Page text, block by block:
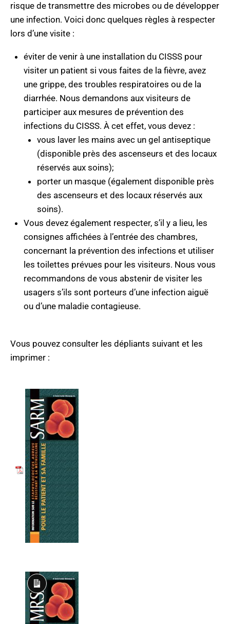
risque de transmettre des microbes ou de développer
une infection. Voici donc quelques règles à respecter
lors d’une visite :
éviter de venir à une installation du CISSS pour
visiter un patient si vous faites de la fièvre, avez
une grippe, des troubles respiratoires ou de la
diarrhée. Nous demandons aux visiteurs de
participer aux mesures de prévention des
infections du CISSS. À cet effet, vous devez :
vous laver les mains avec un gel antiseptique
(disponible près des ascenseurs et des locaux
réservés aux soins);
porter un masque (également disponible près
des ascenseurs et des locaux réservés aux
soins).
Vous devez également respecter, s’il y a lieu, les
consignes affichées à l’entrée des chambres,
concernant la prévention des infections et utiliser
les toilettes prévues pour les visiteurs. Nous vous
recommandons de vous abstenir de visiter les
usagers s’ils sont porteurs d’une infection aiguë
ou d’une maladie contagieuse.
Vous pouvez consulter les dépliants suivant et les
imprimer :
Long
Description